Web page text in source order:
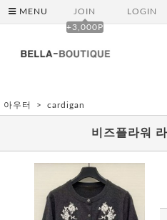
MENU
JOIN
+3,000P
LOGIN
아우터 cardigan
비즈플라워